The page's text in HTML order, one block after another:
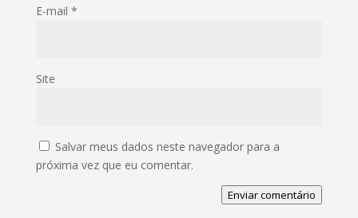
E-mail *
Site
Salvar meus dados neste navegador para a
próxima vez que eu comentar.
Enviar comentário